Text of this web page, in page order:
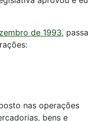
de 1993, passa
nas operações
bens e